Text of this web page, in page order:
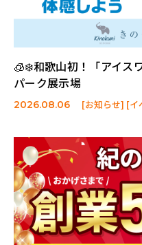
🧊❄️和歌山初！「アイス
パーク展示場
2026.08.06 [お知らせ] [イ